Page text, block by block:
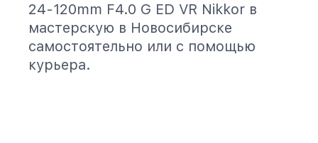
24-120mm F4.0 G ED VR Nikkor в
мастерскую в Новосибирске
самостоятельно или с помощью
курьера.